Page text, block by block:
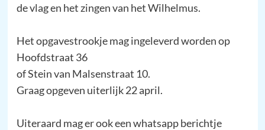
de vlag en het zingen van het Wilhelmus.
Het opgavestrookje mag ingeleverd worden op
Hoofdstraat 36
of Stein van Malsenstraat 10.
Graag opgeven uiterlijk 22 april.
Uiteraard mag er ook een whatsapp berichtje